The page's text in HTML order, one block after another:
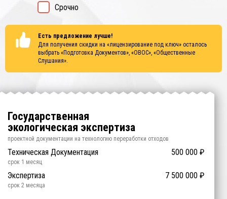
Срочно
Есть предложение лучше!
Для получения скидки на «лицензирование под ключ» осталось
выбрать «Подготовка Документов», «ОВОС», «Общественные
Слушания»
Государственная
экологическая экспертиза
проектной документации на технологию переработки отходов
Подготовка Документов 1 000 000 ₽
срок 1 месяц
Техническая Документация 500 000 ₽
срок 1 месяц
ОВОС 1 200 000 ₽
срок 1.5 месяца
Общественные Слушания 300 000 ₽
срок 2 месяца
Экспертиза 7 500 000 ₽
срок 2 месяца